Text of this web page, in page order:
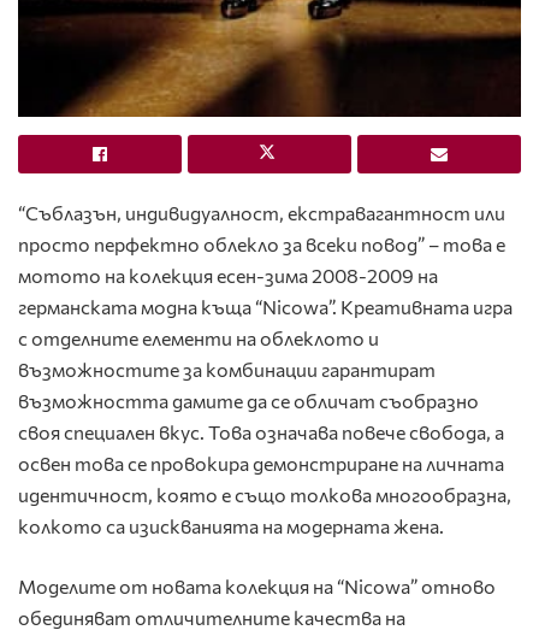
“Съблазън, индивидуалност, екстравагантност или
просто перфектно облекло за всеки повод” – това е
мотото на колекция есен-зима 2008-2009 на
германската модна къща “Nicowa”. Креативната игра
с отделните елементи на облеклото и
възможностите за комбинации гарантират
възможността дамите да се обличат съобразно
своя специален вкус. Това означава повече свобода, а
освен това се провокира демонстриране на личната
идентичност, която е също толкова многообразна,
колкото са изискванията на модерната жена.
Моделите от новата колекция на “Nicowa” отново
обединяват отличителните качества на